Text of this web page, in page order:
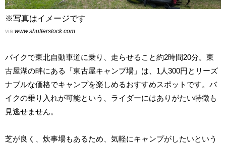
※写真はイメージです
via www.shutterstock.com
バイクで東北自動車道に乗り、走らせること約2時間20分。東
古屋湖の畔にある「東古屋キャンプ場」は、1人300円とリーズ
ナブルな価格でキャンプを楽しめるおすすめスポットです。バ
イクの乗り入れが可能という、ライダーにはありがたい特徴も
見逃せません。
芝が良く、炊事場もあるため、気軽にキャンプがしたいという